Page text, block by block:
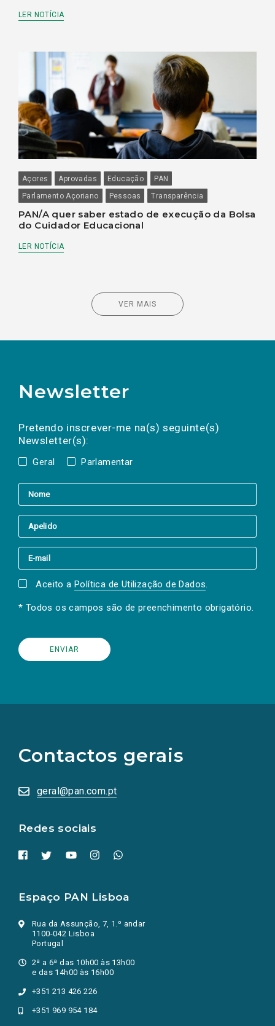
LER NOTÍCIA
Açores Aprovadas Educação
PAN
Parlamento Açoriano
Pessoas Transparência
PAN/A quer saber estado de execução da Bolsa
do Cuidador Educacional
LER NOTÍCIA
VER MAIS
Newsletter
Pretendo inscrever-me na(s) seguinte(s)
Newsletter(s):
Geral Parlamentar
a(s) newsletter(s).
mail
Aceito a Política de Utilização de Dados.
* Todos os campos são de preenchimento obrigatório.
Contactos gerais
geral@pan.com.pt
Redes sociais
redes
sociais
numa
nova
Espaço PAN Lisboa
Rua da Assunção, 7, 1.º andar
1100-042 Lisboa
Portugal
2ª a 6ª das 10h00 às 13h00
e das 14h00 às 16h00
+351 213 426 226
+351 969 954 184